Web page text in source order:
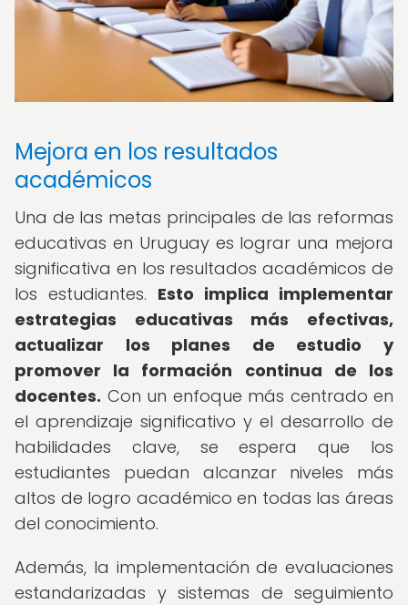
Mejora en los resultados
académicos
Una de las metas principales de las reformas
educativas en Uruguay es lograr una mejora
significativa en los resultados académicos de
los estudiantes. Esto implica implementar
estrategias educativas más efectivas,
actualizar los planes de estudio y
promover la formación continua de los
docentes. Con un enfoque más centrado en
el aprendizaje significativo y el desarrollo de
habilidades clave, se espera que los
estudiantes puedan alcanzar niveles más
altos de logro académico en todas las áreas
del conocimiento.
Además, la implementación de evaluaciones
estandarizadas y sistemas de seguimiento